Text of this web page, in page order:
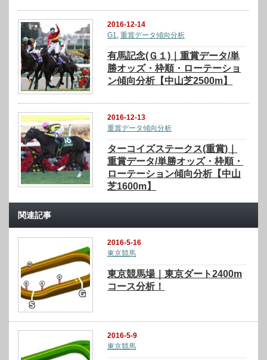
2016-12-14
G1
,重賞データ傾向分析
有馬記念(Ｇ１)｜重賞データ/単
勝オッズ・枠順・ローテーショ
ン傾向分析【中山芝2500m】
2016-12-13
重賞データ傾向分析
ターコイズステークス(重賞)｜
重賞データ/単勝オッズ・枠順・
ローテーション傾向分析【中山
芝1600m】
関連記事
2016-5-16
東京競馬
東京競馬場｜東京ダート2400m
コース分析！
2016-5-9
東京競馬